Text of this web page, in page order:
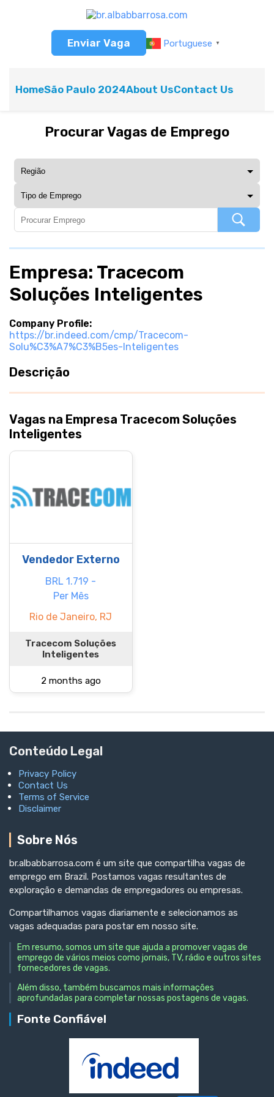
Enviar Vaga Portuguese ▼
HomeSão Paulo 2024About UsContact Us
Procurar Vagas de Emprego
Empresa: Tracecom
Soluções Inteligentes
Company Profile:
https://br.indeed.com/cmp/Tracecom-
Solu%C3%A7%C3%B5es-Inteligentes
Descrição
Vagas na Empresa Tracecom Soluções
Inteligentes
Vendedor Externo
BRL 1.719 -
Per Mês
Rio de Janeiro, RJ
Tracecom Soluções
Inteligentes
2 months ago
Conteúdo Legal
Privacy Policy
Contact Us
Terms of Service
Disclaimer
Sobre Nós
br.albabbarrosa.com é um site que compartilha vagas de
emprego em Brazil. Postamos vagas resultantes de
exploração e demandas de empregadores ou empresas.
Compartilhamos vagas diariamente e selecionamos as
vagas adequadas para postar em nosso site.
Em resumo, somos um site que ajuda a promover vagas de
emprego de vários meios como jornais, TV, rádio e outros sites
fornecedores de vagas.
Além disso, também buscamos mais informações
aprofundadas para completar nossas postagens de vagas.
Fonte Confiável